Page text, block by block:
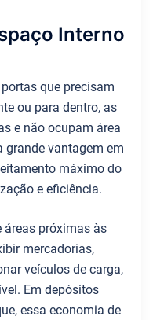
Interno
que precisam
ou para dentro, as
e não ocupam área
grande vantagem em
máximo do
e eficiência.
áreas próximas às
mercadorias,
veículos de carga,
Em depósitos
essa economia de